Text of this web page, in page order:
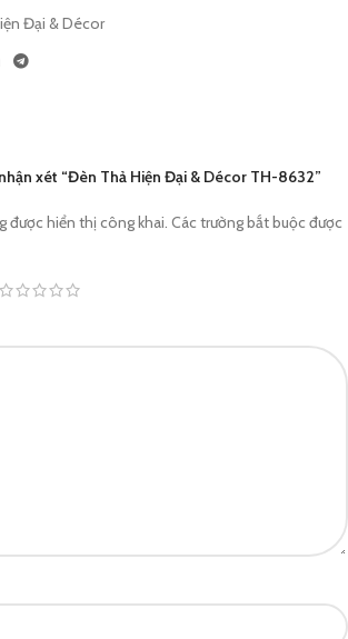
Đại & Décor
xét “Đèn Thả Hiện Đại & Décor TH-8632”
được hiển thị công khai. Các trường bắt buộc được